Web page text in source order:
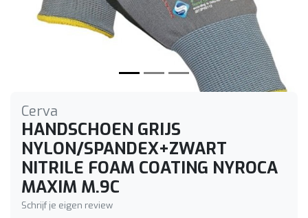
Cerva
HANDSCHOEN GRIJS
NYLON/SPANDEX+ZWART
NITRILE FOAM COATING NYROCA
MAXIM M.9C
Schrijf je eigen review